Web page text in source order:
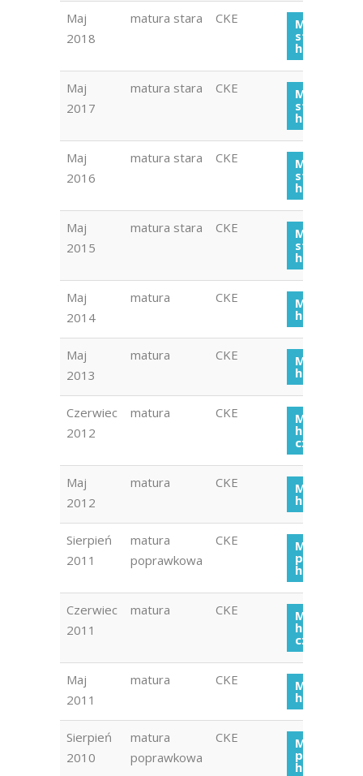
Maj
2018
matura stara CKE Matura
stara
historia
Maj
2017
matura stara CKE Matura
stara
historia
Maj
2016
matura stara CKE Matura
stara
historia
Maj
2015
matura stara CKE Matura
stara
historia
Maj
2014
matura CKE Matura
historia
Maj
2013
matura CKE Matura
historia
Czerwiec
2012
matura CKE Matura
historia
czerwiec
Maj
2012
matura CKE Matura
historia
Sierpień
2011
matura
poprawkowa
CKE Matura
historia
Czerwiec
2011
matura CKE Matura
historia
czerwiec
Maj
2011
matura CKE Matura
historia
Sierpień
2010
matura
poprawkowa
CKE Matura
historia